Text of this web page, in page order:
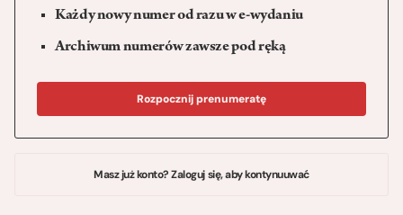
Każdy nowy numer od razu w e-wydaniu
Archiwum numerów zawsze pod ręką
Rozpocznij prenumeratę
Masz już konto? Zaloguj się, aby kontynuuwać